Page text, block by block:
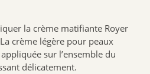
la crème matifiante Royer
crème légère pour peaux
sur l’ensemble du
délicatement.